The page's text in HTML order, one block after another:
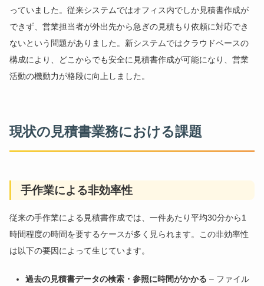
っていました。従来システムではオフィス内でしか見積書作成が
できず、営業担当者が外出先から急ぎの見積もり依頼に対応でき
ないという問題がありました。新システムではクラウドベースの
構成により、どこからでも安全に見積書作成が可能になり、営業
活動の機動力が格段に向上しました。
現状の見積書業務における課題
手作業による非効率性
従来の手作業による見積書作成では、一件あたり平均30分から1
時間程度の時間を要するケースが多く見られます。この非効率性
は以下の要因によって生じています。
過去の見積書データの検索・参照に時間がかかる – ファイル